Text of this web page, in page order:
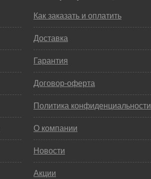
Как заказать и оплатить
Доставка
Гарантия
Договор-оферта
Политика конфиденциальности
О компании
Новости
Акции